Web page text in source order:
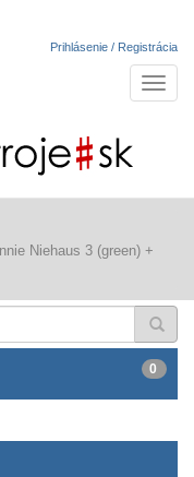
Prihlásenie / Registrácia
Niehaus 3 (green) +
0